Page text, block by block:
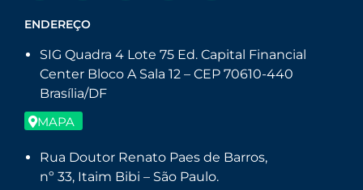
ENDEREÇO
SIG Quadra 4 Lote 75 Ed. Capital Financial
Center Bloco A Sala 12 – CEP 70610-440
Brasília/DF
MAPA
Rua Doutor Renato Paes de Barros,
nº 33, Itaim Bibi – São Paulo.